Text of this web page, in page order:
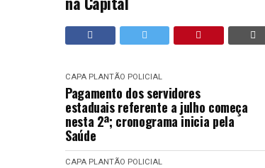
CAPA PLANTÃO POLICIAL
Pagamento dos servidores
estaduais referente a julho começa
nesta 2ª; cronograma inicia pela
Saúde
CAPA PLANTÃO POLICIAL